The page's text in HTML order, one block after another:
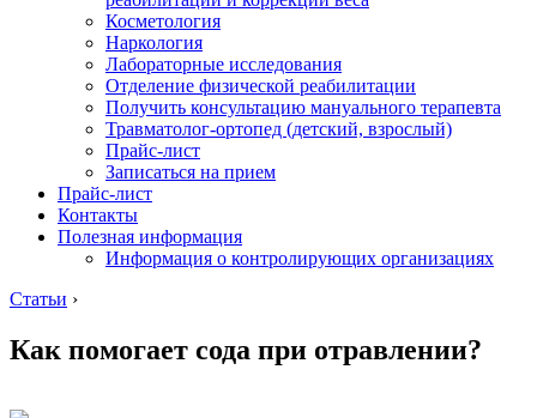
Косметология
Наркология
Лабораторные исследования
Отделение физической реабилитации
Получить консультацию мануального терапевта
Травматолог-ортопед (детский, взрослый)
Прайс-лист
Записаться на прием
Прайс-лист
Контакты
Полезная информация
Информация о контролирующих организациях
Статьи ›
Как помогает сода при отравлении?